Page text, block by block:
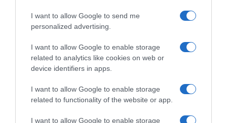
I want to allow Google to send me
personalized advertising.
I want to allow Google to enable storage
related to analytics like cookies on web or
device identifiers in apps.
I want to allow Google to enable storage
related to functionality of the website or app.
I want to allow Google to enable storage
accessori |Cavi | Cavi USB
Ricarica Rapida 3A QC3.0
480Mbps (1M,1 Pezzo) |
Nylon Intrecciato, USB A a
USB C, USB2.0, Compatible
con iPhone 17 Pro Max 16 15
Pixel 10 9 iPad
Telecomandi
in offerta
Telecomando,Telecomando
per Philips TV | per Philips
materiale ABS